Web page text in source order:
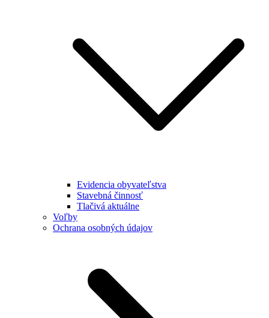
Evidencia obyvateľstva
Stavebná činnosť
Tlačivá aktuálne
Voľby
Ochrana osobných údajov